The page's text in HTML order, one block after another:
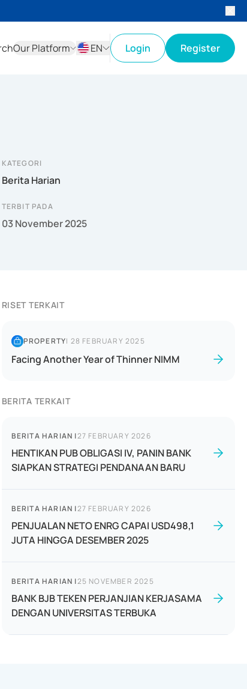
Our Platform
EN
Login Register
KATEGORI
Berita Harian
TERBIT PADA
03 November 2025
RISET TERKAIT
PROPERTY| 28 FEBRUARY 2025
Facing Another Year of Thinner NIMM
BERITA TERKAIT
BERITA HARIAN |27 FEBRUARY 2026
HENTIKAN PUB OBLIGASI IV, PANIN BANK
SIAPKAN STRATEGI PENDANAAN BARU
BERITA HARIAN |27 FEBRUARY 2026
PENJUALAN NETO ENRG CAPAI USD498,1
JUTA HINGGA DESEMBER 2025
BERITA HARIAN |25 NOVEMBER 2025
BANK BJB TEKEN PERJANJIAN KERJASAMA
DENGAN UNIVERSITAS TERBUKA